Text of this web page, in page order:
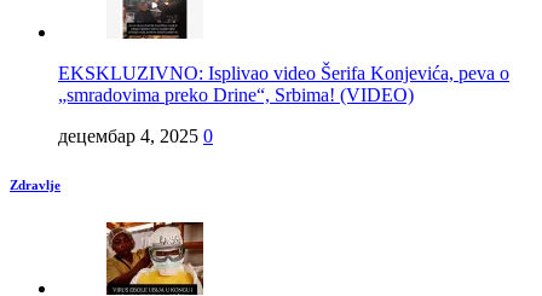
EKSKLUZIVNO: Isplivao video Šerifa Konjevića, peva o
„smradovima preko Drine“, Srbima! (VIDEO)
децембар 4, 2025 0
Zdravlje